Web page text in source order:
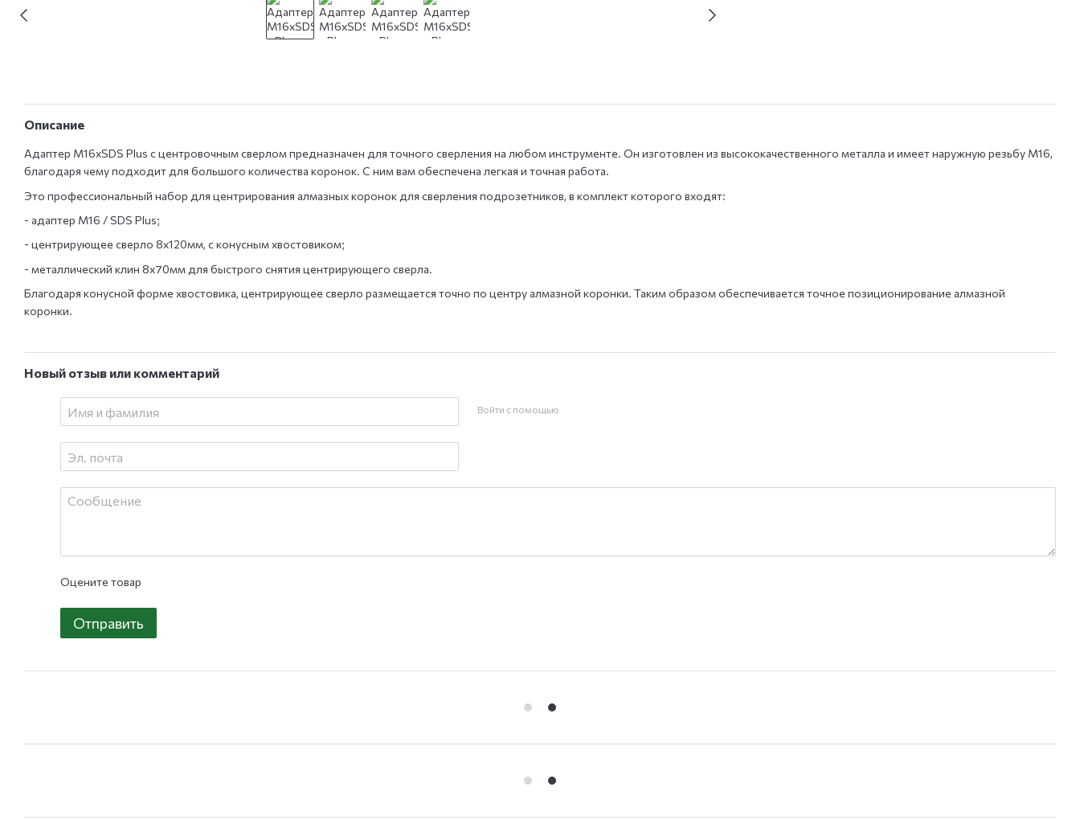
Описание
Адаптер М16xSDS Plus с центровочным сверлом предназначен для точного сверления на любом инструменте. Он изготовлен из высококачественного металла и имеет наружную резьбу М16,
благодаря чему подходит для большого количества коронок. С ним вам обеспечена легкая и точная работа.
Это профессиональный набор для центрирования алмазных коронок для сверления подрозетников, в комплект которого входят:
- адаптер М16 / SDS Plus;
- центрирующее сверло 8х120мм, с конусным хвостовиком;
- металлический клин 8х70мм для быстрого снятия центрирующего сверла.
Благодаря конусной форме хвостовика, центрирующее сверло размещается точно по центру алмазной коронки. Таким образом обеспечивается точное позиционирование алмазной
коронки.
Новый отзыв или комментарий
Войти с помощью
Оцените товар
Отправить